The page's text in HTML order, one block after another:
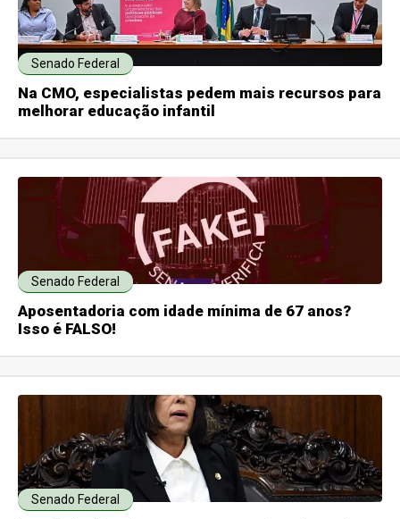
Senado Federal
Na CMO, especialistas pedem mais recursos para
melhorar educação infantil
Senado Federal
Aposentadoria com idade mínima de 67 anos?
Isso é FALSO!
Senado Federal